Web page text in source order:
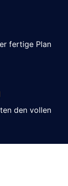
fertige Plan
den vollen